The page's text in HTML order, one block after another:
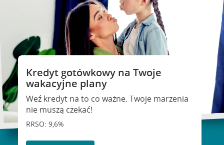
Kredyt gotówkowy na Twoje
wakacyjne plany
Weź kredyt na to co ważne. Twoje marzenia
nie muszą czekać!
RRSO: 9,6%